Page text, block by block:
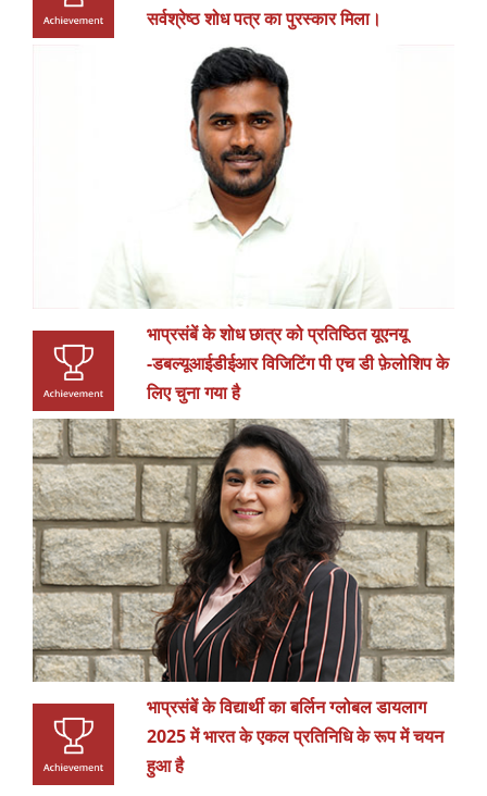
सर्वश्रेष्ठ शोध पत्र का पुरस्कार मिला।
भाप्रसंबें के शोध छात्र को प्रतिष्ठित यूएनयू
-डबल्यूआईडीईआर विजिटिंग पी एच डी फ़ेलोशिप के
लिए चुना गया है
भाप्रसंबें के विद्यार्थी का बर्लिन ग्लोबल डायलाग
2025 में भारत के एकल प्रतिनिधि के रूप में चयन
हुआ है